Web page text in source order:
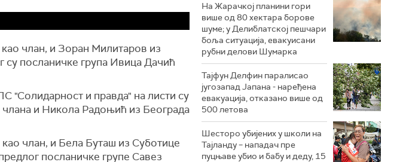
члан, и Зоран Милитаров из
су посланичке група Ивица Дачић
"Солидарност и правда" на листи су
и Никола Радоњић из Београда
члан, и Бела Буташ из Суботице
посланичке групе Савез
На Жарачкој планини гори
више од 80 хектара борове
шуме; у Делиблатској пешчари
боља ситуација, евакуисани
рубни делови Шумарка
Тајфун Делфин паралисао
југозапад Јапана - наређена
евакуација, отказано више од
500 летова
Шесторо убијених у школи на
Тајланду – нападач пре
пуцњаве убио и бабу и деду, 15